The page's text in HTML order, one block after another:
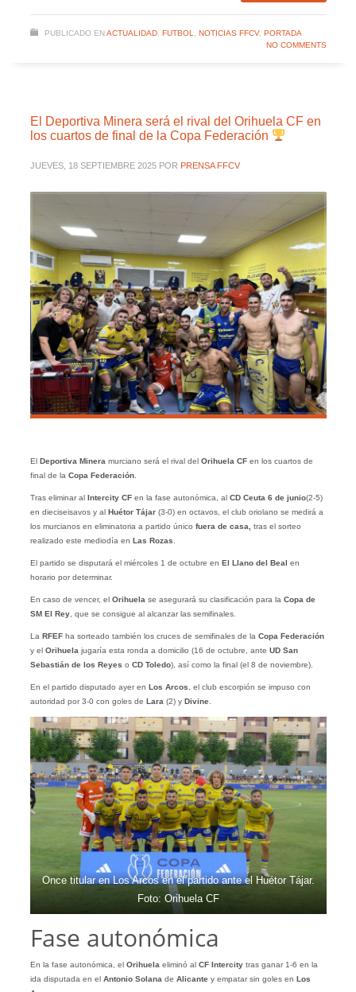
PUBLICADO EN ACTUALIDAD, FUTBOL NOTICIAS FFCV, PORTADA
NO COMMENTS
El Deportiva Minera será el rival del Orihuela CF en
los cuartos de final de la Copa Federación
JUEVES, 18 SEPTIEMBRE 2025 POR PRENSA FFCV
El Deportiva Minera murciano será el rival del Orihuela CF en los cuartos de
final de la Copa Federación.
Tras eliminar al Intercity CFen la fase autonómica, al CD Ceuta 6 de junio(2-5)
en dieciseisavos y al Huétor Tájar(3-0) en octavos, el club oriolano se medirá a
los murcianos en eliminatoria a partido único fuera de casa,
tras el sorteo
realizado este mediodía en Las Rozas
El partido se disputará el miércoles 1 de octubre en El Llano del Beal en
horario por determinar.
En caso de vencer, el Orihuela se asegurará su clasificación para la Copa de
SM El Rey, que se consigue al alcanzar las semifinales.
La RFEFha sorteado también los cruces de semifinales de la Copa Federación
y el Orihuela jugaría esta ronda a domicilio (16 de octubre, ante UD San
Sebastián de los Reyes o CD Toledo), así como la final (el 8 de noviembre).
En el partido disputado ayer en Los Arcos , el club escorpión se impuso con
autoridad por 3-0 con goles de Lara (2) y Divine.
Once titular en Los Arcos en el partido ante el Huétor Tájar.
Foto: Orihuela CF
Fase autonómica
En la fase autonómica, el Orihuelaeliminó al CF Intercity tras ganar 1-6 en la
ida disputada en el Antonio Solana de Alicantey empatar sin goles en Los